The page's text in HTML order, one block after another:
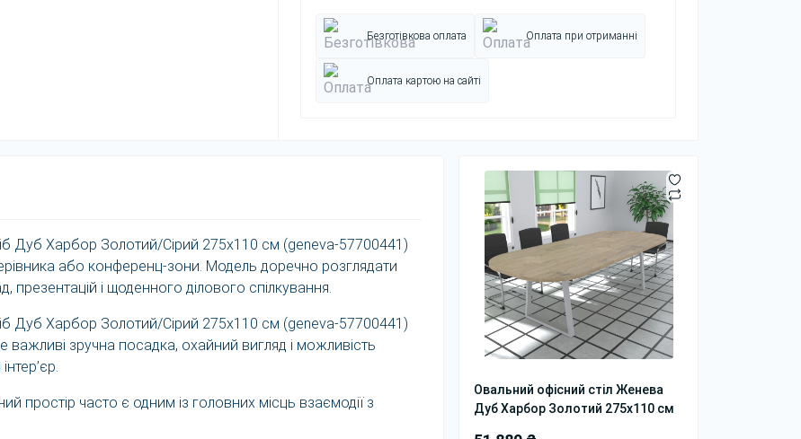
Безготівкова оплата Оплата при отриманні
Оплата картою на сайті
Овальний офісний стіл Женева
Дуб Харбор Золотий 275x110 см
Дуб Харбор Золотий/Сірий 275x110 см (geneva-57700441)
або конференц-зони. Модель доречно розглядати
презентацій і щоденного ділового спілкування.
Дуб Харбор Золотий/Сірий 275x110 см (geneva-57700441)
важливі зручна посадка, охайний вигляд і можливість
простір часто є одним із головних місць взаємодії з